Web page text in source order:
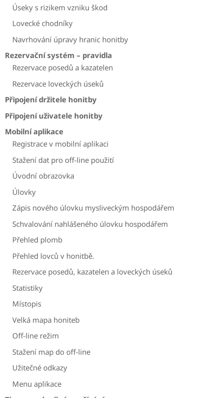
Úseky s rizikem vzniku škod
Lovecké chodníky
Navrhování úpravy hranic honitby
Rezervační systém – pravidla
Rezervace posedů a kazatelen
Rezervace loveckých úseků
Připojení držitele honitby
Připojení uživatele honitby
Mobilní aplikace
Registrace v mobilní aplikaci
Stažení dat pro off-line použití
Úvodní obrazovka
Úlovky
Zápis nového úlovku mysliveckým hospodářem
Schvalování nahlášeného úlovku hospodářem
Přehled plomb
Přehled lovců v honitbě.
Rezervace posedů, kazatelen a loveckých úseků
Statistiky
Místopis
Velká mapa honiteb
Off-line režim
Stažení map do off-line
Užitečné odkazy
Menu aplikace